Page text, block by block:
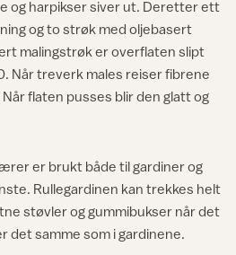
og harpikser siver ut. Deretter ett
og to strøk med oljebasert
malingstrøk er overflaten slipt
Når treverk males reiser fibrene
flaten pusses blir den glatt og
er brukt både til gardiner og
Rullegardinen kan trekkes helt
støvler og gummibukser når det
det samme som i gardinene.